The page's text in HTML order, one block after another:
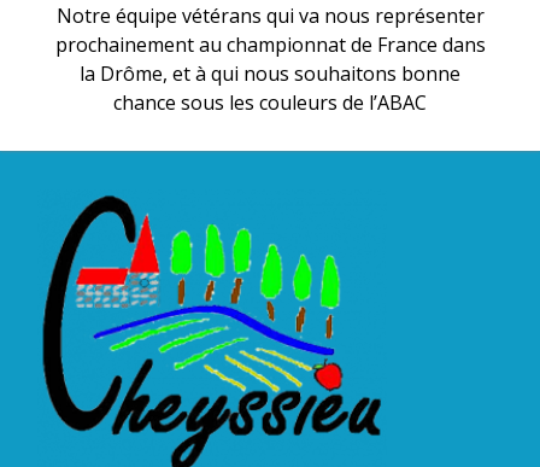
Notre équipe vétérans qui va nous représenter
prochainement au championnat de France dans
la Drôme, et à qui nous souhaitons bonne
chance sous les couleurs de l’ABAC